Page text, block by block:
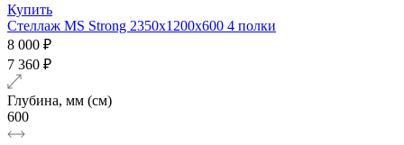
Купить
Стеллаж MS Strong 2350х1200x600 4 полки
8 000 ₽
7 360 ₽
Глубина, мм (см)
600